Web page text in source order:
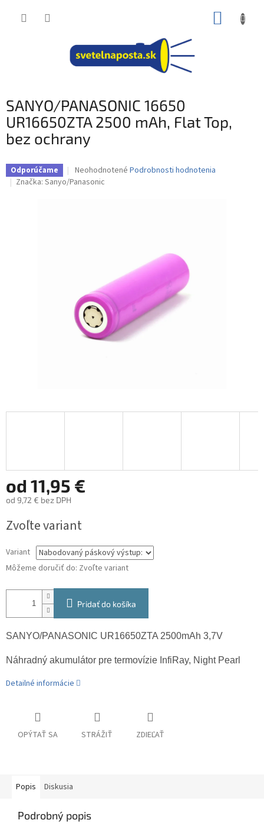
SANYO/PANASONIC 16650
UR16650ZTA 2500 mAh, Flat Top,
bez ochrany
Odporúčame
Priemerné
hodnotenie
Neohodnotené Podrobnosti hodnotenia
Značka: Sanyo/Panasonic
od 11,95 €
od 9,72 € bez DPH
cena:
Zvoľte variant
Variant
Môžeme doručiť do: Zvoľte variant
Pridať do košíka
SANYO/PANASONIC UR16650ZTA 2500mAh 3,7V
Náhradný akumulátor pre termovízie InfiRay, Night Pearl
Detailné informácie
OPÝTAŤ SA STRÁŽIŤ ZDIEĽAŤ
Popis Diskusia
Podrobný popis